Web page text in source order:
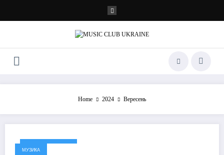
контенту
Home 2024 Вересень
25 Вересня, 2024
МУЗИКА